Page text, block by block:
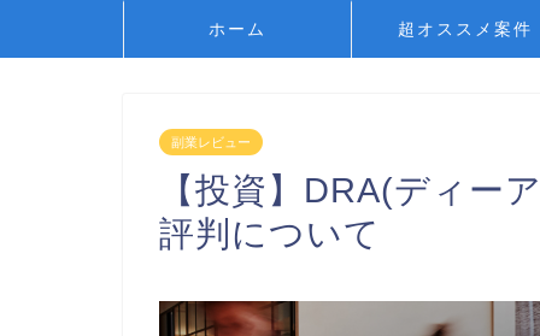
ホーム 超オススメ案件
副業レビュー
【投資】DRA(ディー
評判について